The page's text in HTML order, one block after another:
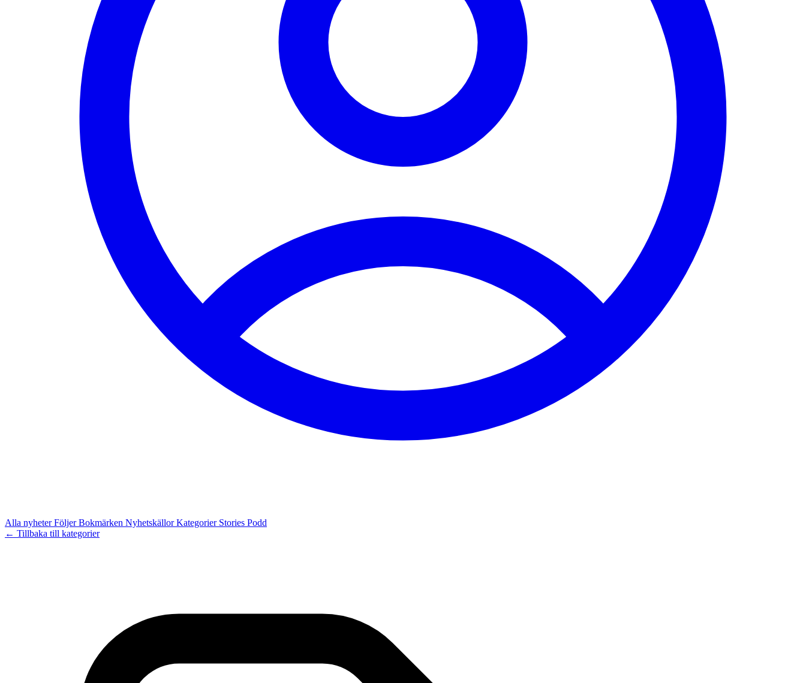
Alla nyheterFöljerBokmärken NyhetskällorKategorier Stories Podd
← Tillbaka till kategorier